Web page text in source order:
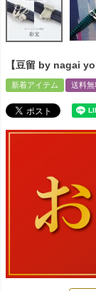
【豆留 by nagai
新着アイテム 送料無